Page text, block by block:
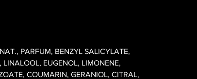
PARFUM, BENZYL SALICYLATE,
EUGENOL, LIMONENE,
COUMARIN, GERANIOL, CITRAL,